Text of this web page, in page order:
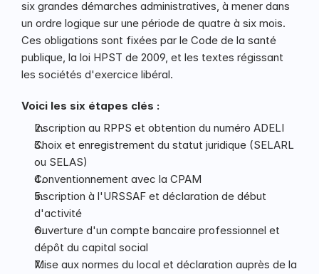
six grandes démarches administratives, à mener dans
un ordre logique sur une période de quatre à six mois.
Ces obligations sont fixées par le Code de la santé
publique, la loi HPST de 2009, et les textes régissant
les sociétés d'exercice libéral.
Voici les six étapes clés :
Inscription au RPPS et obtention du numéro ADELI
Choix et enregistrement du statut juridique (SELARL
ou SELAS)
Conventionnement avec la CPAM
Inscription à l'URSSAF et déclaration de début
d'activité
Ouverture d'un compte bancaire professionnel et
dépôt du capital social
Mise aux normes du local et déclaration auprès de la